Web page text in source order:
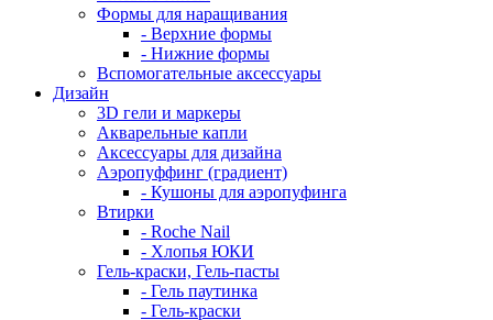
Формы для наращивания
- Верхние формы
- Нижние формы
Вспомогательные аксессуары
Дизайн
3D гели и маркеры
Акварельные капли
Аксессуары для дизайна
Аэропуффинг (градиент)
- Кушоны для аэропуфинга
Втирки
- Roche Nail
- Хлопья ЮКИ
Гель-краски, Гель-пасты
- Гель паутинка
- Гель-краски